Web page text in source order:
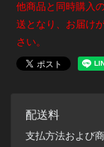
他商品と同時購入
送となり、お届け
さい。
配送料
支払方法および